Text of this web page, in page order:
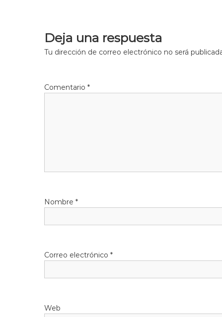
Deja una respuesta
Tu dirección de correo electrónico no será
Comentario *
Nombre *
Correo electrónico *
Web